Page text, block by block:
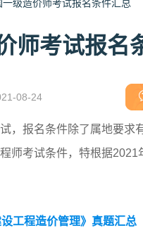
级造价师考试报名条件汇总
师考试报名
08-24
，报名条件除了属地要
师考试条件，特根据
工程造价管理》真题汇总